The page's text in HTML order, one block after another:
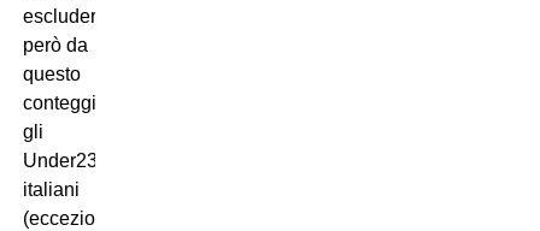
escludere
però da
questo
conteggio
gli
Under23
italiani
(eccezione